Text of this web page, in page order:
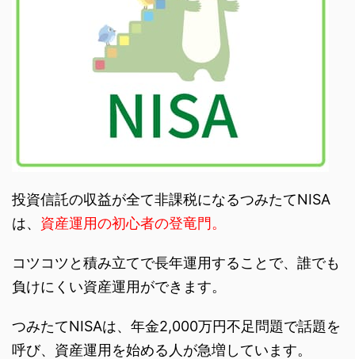
投資信託の収益が全て非課税になるつみたてNISA
は、 資産運用の初心者の登竜門。
コツコツと積み立てで長年運用することで、誰でも
負けにくい資産運用ができます。
つみたてNISAは、年金2,000万円不足問題で話題を
呼び、資産運用を始める人が急増しています。